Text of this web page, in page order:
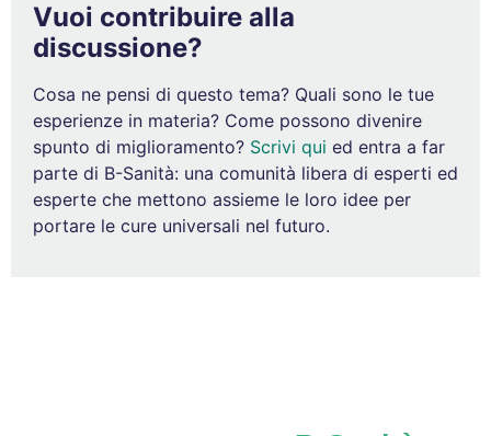
Vuoi contribuire alla
discussione?
Cosa ne pensi di questo tema? Quali sono le tue
esperienze in materia? Come possono divenire
spunto di miglioramento? Scrivi qui ed entra a far
parte di B-Sanità: una comunità libera di esperti ed
esperte che mettono assieme le loro idee per
portare le cure universali nel futuro.